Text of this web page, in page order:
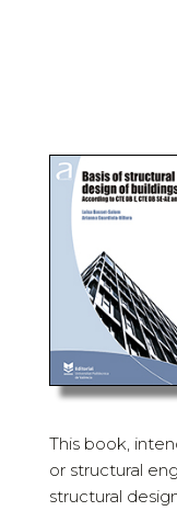
This book,
or structural
structural